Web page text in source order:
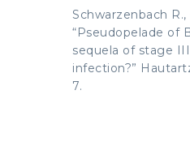
Schwarzenbach R.,
“Pseudopelade of
sequela of stage
infection?”
7.